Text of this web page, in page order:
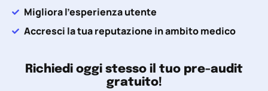
Migliora l'esperienza utente
Accresci la tua reputazione in ambito medico
Richiedi oggi stesso il tuo pre-audit
gratuito!